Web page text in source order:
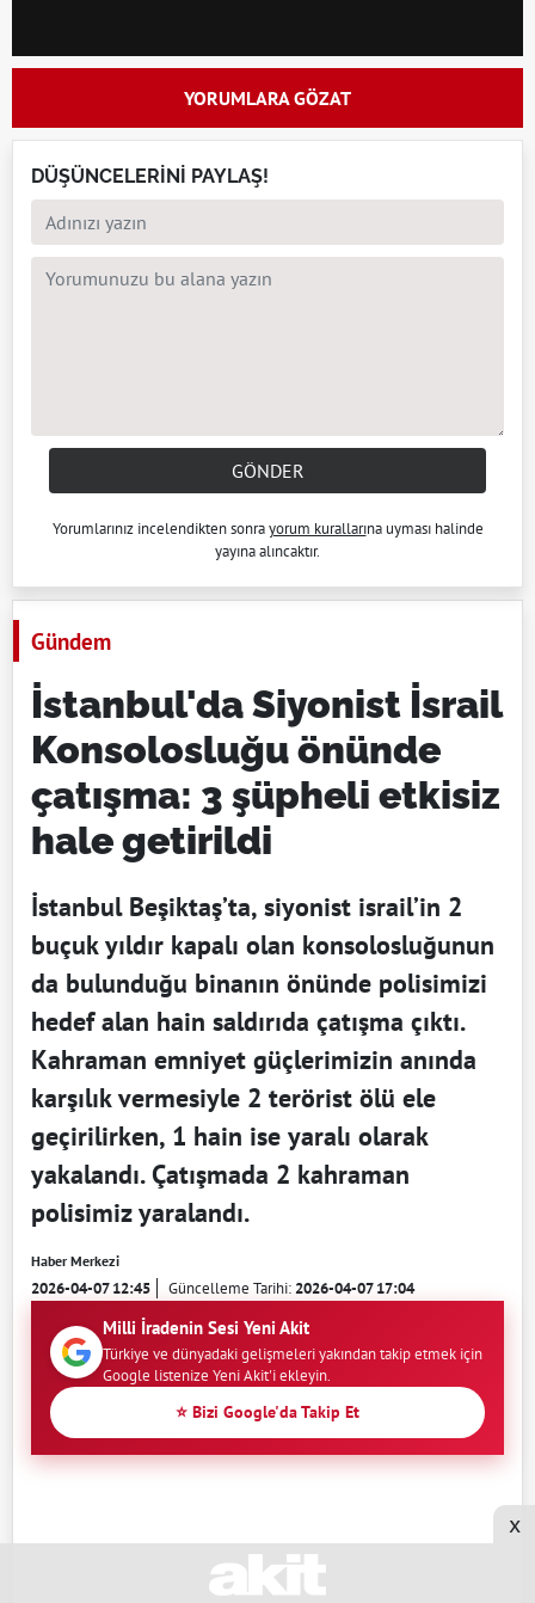
YORUMLARA GÖZAT
DÜŞÜNCELERİNİ PAYLAŞ!
GÖNDER
Yorumlarınız incelendikten sonrayorum kurallarına uyması halinde
yayına alıncaktır.
Gündem
İstanbul'da Siyonist İsrail
Konsolosluğu önünde
çatışma: 3 şüpheli etkisiz
hale getirildi
İstanbul Beşiktaş’ta, siyonist israil’in 2
buçuk yıldır kapalı olan konsolosluğunun
da bulunduğu binanın önünde polisimizi
hedef alan hain saldırıda çatışma çıktı.
Kahraman emniyet güçlerimizin anında
karşılık vermesiyle 2 terörist ölü ele
geçirilirken, 1 hain ise yaralı olarak
yakalandı. Çatışmada 2 kahraman
polisimiz yaralandı.
Haber Merkezi
2026-04-07 12:45 Güncelleme Tarihi:2026-04-07 17:04
Milli İradenin Sesi Yeni Akit
Türkiye ve dünyadaki gelişmeleri yakından takip etmek için
Google listenize Yeni Akit'i ekleyin.
⭐ Bizi Google'da Takip Et
x